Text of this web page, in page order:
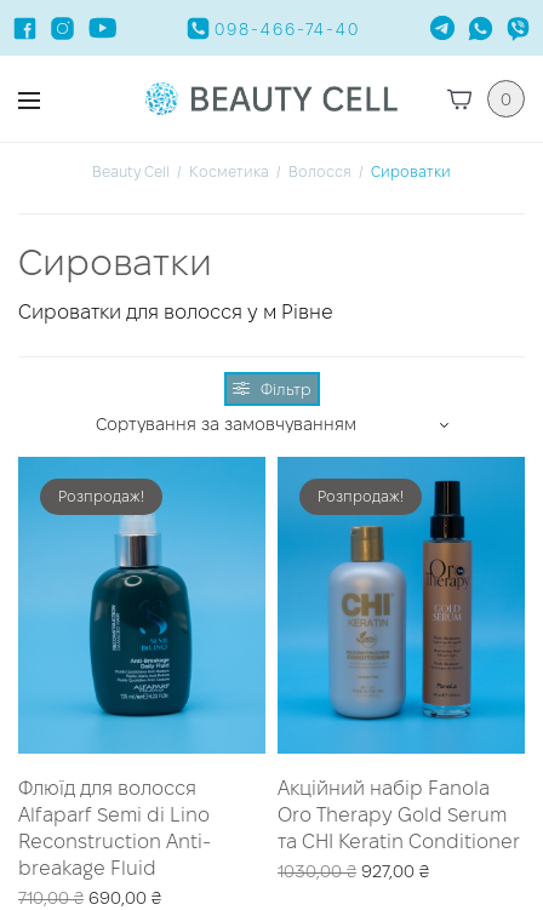
098-466-74-40
0
Beauty Cell / Косметика / Волосся / Сироватки
Сироватки
Сироватки для волосся у м Рівне
Фільтр
Розпродаж!
Флюїд для волосся
Alfaparf Semi di Lino
Reconstruction Anti-
breakage Fluid
710,00₴ Оригінальна
690,00 ₴Поточна
Розпродаж!
Акційний набір Fanola
Oro Therapy Gold Serum
та CHI Keratin Conditioner
1030,00₴ Оригінальна
927,00 ₴Поточна